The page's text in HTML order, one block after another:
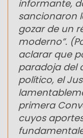
informante,
sancionaron
gozar de un
moderno”.
aclarar que
paradoja del
político, el
primera
cuyos